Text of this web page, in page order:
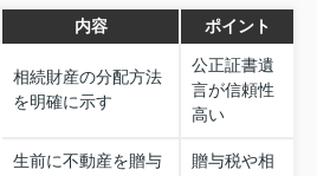
内容 ポイント
相続財産の分配方法
を明確に示す
公正証書遺
言が信頼性
高い
生前に不動産を贈与
贈与税や相